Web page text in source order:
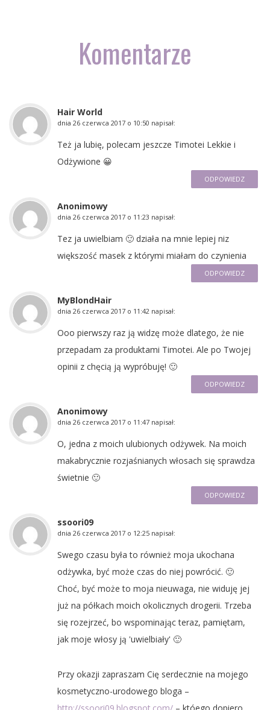
Komentarze
Hair World
dnia 26 czerwca 2017 o 10:50 napisał:
Też ja lubię, polecam jeszcze Timotei Lekkie i
Odżywione 😀
ODPOWIEDZ
Anonimowy
dnia 26 czerwca 2017 o 11:23 napisał:
Tez ja uwielbiam 🙂 działa na mnie lepiej niz
większość masek z którymi miałam do czynienia
ODPOWIEDZ
MyBlondHair
dnia 26 czerwca 2017 o 11:42 napisał:
Ooo pierwszy raz ją widzę może dlatego, że nie
przepadam za produktami Timotei. Ale po Twojej
opinii z chęcią ją wypróbuję! 🙂
ODPOWIEDZ
Anonimowy
dnia 26 czerwca 2017 o 11:47 napisał:
O, jedna z moich ulubionych odżywek. Na moich
makabrycznie rozjaśnianych włosach się sprawdza
świetnie 🙂
ODPOWIEDZ
ssoori09
dnia 26 czerwca 2017 o 12:25 napisał:
Swego czasu była to również moja ukochana
odżywka, być może czas do niej powrócić. 🙂
Choć, być może to moja nieuwaga, nie widuję jej
już na półkach moich okolicznych drogerii. Trzeba
się rozejrzeć, bo wspominając teraz, pamiętam,
jak moje włosy ją 'uwielbiały' 🙂
Przy okazji zapraszam Cię serdecznie na mojego
kosmetyczno-urodowego bloga –
http://ssoori09.blogspot.com/ – któego dopiero